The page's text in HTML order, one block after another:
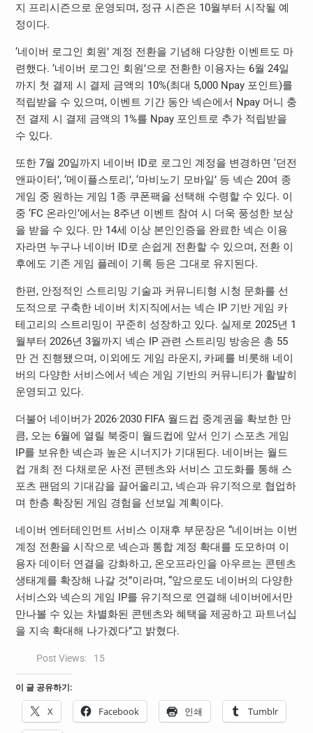
지 프리시즌으로 운영되며, 정규 시즌은 10월부터 시작될 예
정이다.
‘네이버 로그인 회원’ 계정 전환을 기념해 다양한 이벤트도 마
련했다. ‘네이버 로그인 회원’으로 전환한 이용자는 6월 24일
까지 첫 결제 시 결제 금액의 10%(최대 5,000 Npay 포인트)를
적립받을 수 있으며, 이벤트 기간 동안 넥슨에서 Npay 머니 충
전 결제 시 결제 금액의 1%를 Npay 포인트로 추가 적립받을
수 있다.
또한 7월 20일까지 네이버 ID로 로그인 계정을 변경하면 ‘던전
앤파이터’, ‘메이플스토리’, ‘마비노기 모바일’ 등 넥슨 20여 종
게임 중 원하는 게임 1종 쿠폰팩을 선택해 수령할 수 있다. 이
중 ‘FC 온라인’에서는 8주년 이벤트 참여 시 더욱 풍성한 보상
을 받을 수 있다. 만 14세 이상 본인인증을 완료한 넥슨 이용
자라면 누구나 네이버 ID로 손쉽게 전환할 수 있으며, 전환 이
후에도 기존 게임 플레이 기록 등은 그대로 유지된다.
한편, 안정적인 스트리밍 기술과 커뮤니티형 시청 문화를 선
도적으로 구축한 네이버 치지직에서는 넥슨 IP 기반 게임 카
테고리의 스트리밍이 꾸준히 성장하고 있다. 실제로 2025년 1
월부터 2026년 3월까지 넥슨 IP 관련 스트리밍 방송은 총 55
만 건 진행됐으며, 이외에도 게임 라운지, 카페를 비롯해 네이
버의 다양한 서비스에서 넥슨 게임 기반의 커뮤니티가 활발히
운영되고 있다.
더불어 네이버가 2026·2030 FIFA 월드컵 중계권을 확보한 만
큼, 오는 6월에 열릴 북중미 월드컵에 앞서 인기 스포츠 게임
IP를 보유한 넥슨과 높은 시너지가 기대된다. 네이버는 월드
컵 개최 전 다채로운 사전 콘텐츠와 서비스 고도화를 통해 스
포츠 팬덤의 기대감을 끌어올리고, 넥슨과 유기적으로 협업하
며 한층 확장된 게임 경험을 선보일 계획이다.
네이버 엔터테인먼트 서비스 이재후 부문장은 “네이버는 이번
계정 전환을 시작으로 넥슨과 통합 계정 확대를 도모하며 이
용자 데이터 연결을 강화하고, 온오프라인을 아우르는 콘텐츠
생태계를 확장해 나갈 것”이라며, “앞으로도 네이버의 다양한
서비스와 넥슨의 게임 IP를 유기적으로 연결해 네이버에서만
만나볼 수 있는 차별화된 콘텐츠와 혜택을 제공하고 파트너십
을 지속 확대해 나가겠다”고 밝혔다.
Post Views: 15
이 글 공유하기:
X Facebook 인쇄 Tumblr